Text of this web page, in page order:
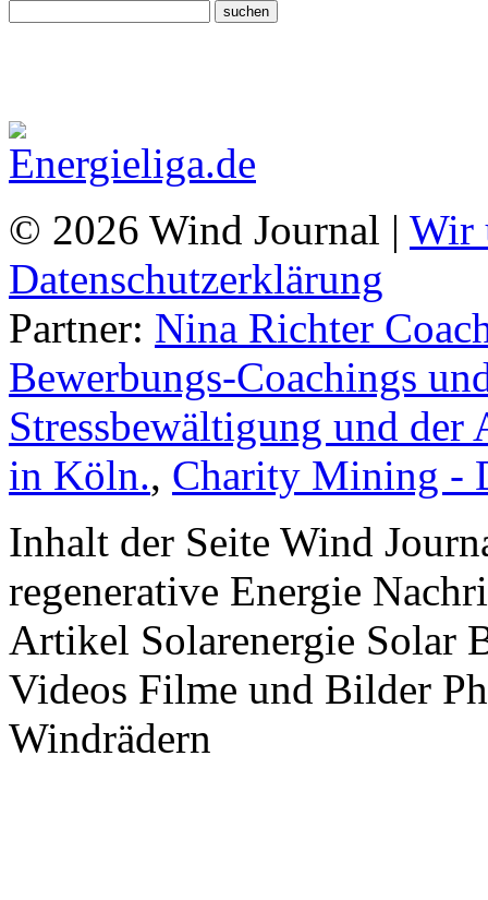
© 2026 Wind Journal | Wir
Datenschutzerklärung
Partner: Nina Richter
Bewerbungs-Coachings
Stressbewältigung und
in Köln., Charity Mining -
Inhalt der Seite Wind
regenerative Energie
Artikel Solarenergie Solar
Videos Filme und Bilder
Windrädern